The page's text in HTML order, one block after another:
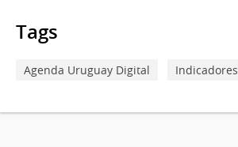
Tags
Agenda Uruguay Digital Indicadores